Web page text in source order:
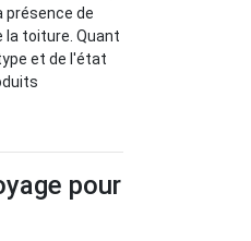
présence de
la toiture. Quant
et de l'état
pour